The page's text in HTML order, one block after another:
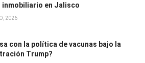
inmobiliario en Jalisco
2026
con la política de vacunas bajo la
Trump?